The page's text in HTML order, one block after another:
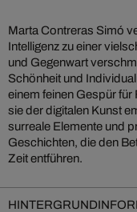
Marta Contreras Simó
Intelligenz zu einer
und Gegenwart
Schönheit und
einem feinen Gespür
sie der digitalen Kunst
surreale Elemente und
Geschichten, die den
Zeit entführen.